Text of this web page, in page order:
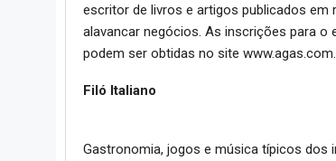
escritor de livros e artigos publicados em
alavancar negócios. As inscrições para o
podem ser obtidas no site
Filó Italiano
Gastronomia, jogos e música típicos dos